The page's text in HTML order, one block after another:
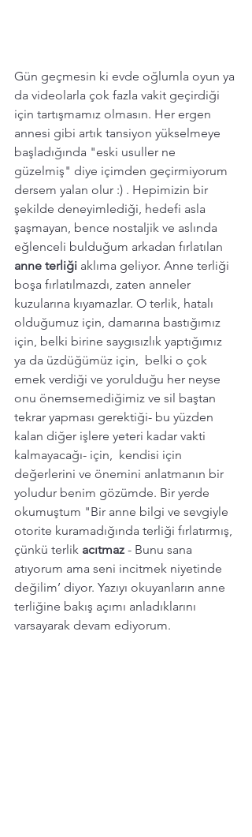
Gün geçmesin ki evde oğlumla oyun ya
da videolarla çok fazla vakit geçirdiği
için tartışmamız olmasın. Her ergen
annesi gibi artık tansiyon yükselmeye
başladığında "eski usuller ne
güzelmiş" diye içimden geçirmiyorum
dersem yalan olur :) . Hepimizin bir
şekilde deneyimlediği, hedefi asla
şaşmayan, bence nostaljik ve aslında
eğlenceli bulduğum arkadan fırlatılan
anne terliği aklıma geliyor. Anne terliği
boşa fırlatılmazdı, zaten anneler
kuzularına kıyamazlar. O terlik, hatalı
olduğumuz için, damarına bastığımız
için, belki birine saygısızlık yaptığımız
ya da üzdüğümüz için,  belki o çok
emek verdiği ve yorulduğu her neyse
onu önemsemediğimiz ve sil baştan
tekrar yapması gerektiği- bu yüzden
kalan diğer işlere yeteri kadar vakti
kalmayacağı- için,  kendisi için
değerlerini ve önemini anlatmanın bir
yoludur benim gözümde. Bir yerde
okumuştum "Bir anne bilgi ve sevgiyle
otorite kuramadığında terliği fırlatırmış,
çünkü terlik acıtmaz - Bunu sana
atıyorum ama seni incitmek niyetinde
değilim’ diyor. Yazıyı okuyanların anne
terliğine bakış açımı anladıklarını
varsayarak devam ediyorum.